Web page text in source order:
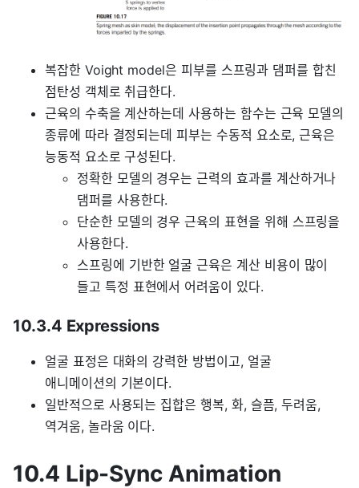
복잡한 Voight model은 피부를 스프링과 댐퍼를 합친
점탄성 객체로 취급한다.
근육의 수축을 계산하는데 사용하는 함수는 근육 모델의
종류에 따라 결정되는데 피부는 수동적 요소로, 근육은
능동적 요소로 구성된다.
정확한 모델의 경우는 근력의 효과를 계산하거나
댐퍼를 사용한다.
단순한 모델의 경우 근육의 표현을 위해 스프링을
사용한다.
스프링에 기반한 얼굴 근육은 계산 비용이 많이
들고 특정 표현에서 어려움이 있다.
10.3.4 Expressions
얼굴 표정은 대화의 강력한 방법이고, 얼굴
애니메이션의 기본이다.
일반적으로 사용되는 집합은 행복, 화, 슬픔, 두려움,
역겨움, 놀라움 이다.
10.4 Lip-Sync Animation